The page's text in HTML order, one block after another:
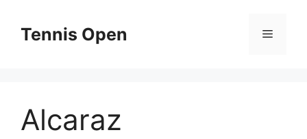
contenuTennis Open Menu
Alcaraz